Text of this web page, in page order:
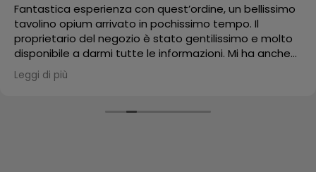
Fantastica esperienza con quest’ordine, un bellissimo
tavolino opium arrivato in pochissimo tempo. Il
proprietario del negozio è stato gentilissimo e molto
disponibile a darmi tutte le informazioni. Mi ha anche
mandato un video del suo bellissimo negozio.
Leggi di più